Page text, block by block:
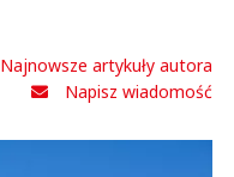
Najnowsze artykuły autora
Napisz wiadomość